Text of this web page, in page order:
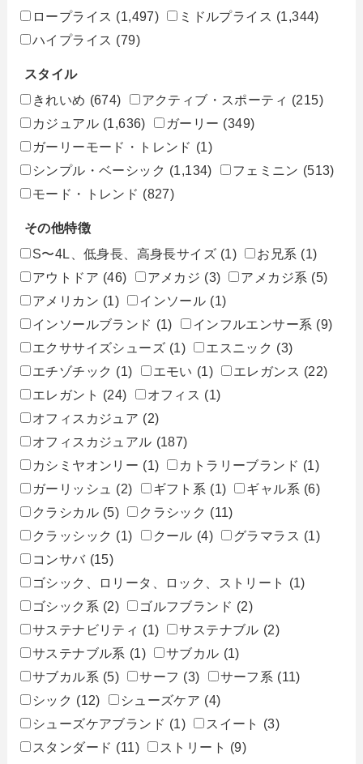
ロープライス (1,497) ミドルプライス (1,344)
ハイプライス (79)
スタイル
きれいめ (674) アクティブ・スポーティ (215)
カジュアル (1,636) ガーリー (349)
ガーリーモード・トレンド (1)
シンプル・ベーシック (1,134) フェミニン (513)
モード・トレンド (827)
その他特徴
S〜4L、低身長、高身長サイズ (1) お兄系 (1)
アウトドア (46) アメカジ (3) アメカジ系 (5)
アメリカン (1) インソール (1)
インソールブランド (1) インフルエンサー系 (9)
エクササイズシューズ (1) エスニック (3)
エチゾチック (1) エモい (1) エレガンス (22)
エレガント (24) オフィス (1)
オフィスカジュア (2)
オフィスカジュアル (187)
カシミヤオンリー (1) カトラリーブランド (1)
ガーリッシュ
(2) ギフト系 (1) ギャル系 (6)
クラシカル (5) クラシック (11)
クラッシック (1) クール (4) グラマラス (1)
コンサバ (15)
ゴシック、ロリータ、ロック、ストリート
(1)
ゴシック系 (2) ゴルフブランド (2)
サステナビリティ (1) サステナブル (2)
サステナブル系 (1) サブカル (1)
サブカル系 (5) サーフ (3) サーフ系 (11)
シック (12) シューズケア (4)
シューズケアブランド (1) スイート
(3)
スタンダード (11) ストリート (9)